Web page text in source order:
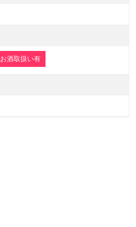
お酒取扱い有